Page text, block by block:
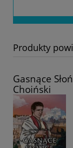
Produkty
Gasnące
Choiński